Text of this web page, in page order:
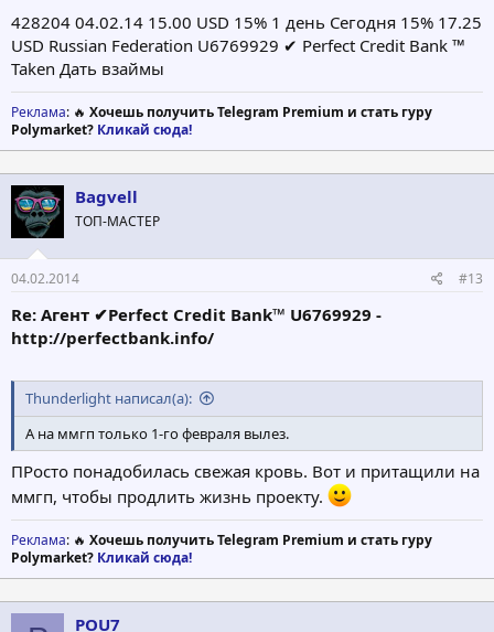
428204 04.02.14 15.00 USD 15% 1 день Сегодня 15% 17.25
USD Russian Federation U6769929 ✔ Perfect Credit Bank ™
Taken Дать взаймы
Реклама: 🔥 Хочешь получить Telegram Premium и стать гуру
Polymarket? Кликай сюда!
Bagvell
ТОП-МАСТЕР
04.02.2014 #13
Re: Агент ✔Perfect Credit Bank™ U6769929 -
http://perfectbank.info/
Thunderlight написал(а):
А на ммгп только 1-го февраля вылез.
ПРосто понадобилась свежая кровь. Вот и притащили на
ммгп, чтобы продлить жизнь проекту.
Реклама: 🔥 Хочешь получить Telegram Premium и стать гуру
Polymarket? Кликай сюда!
POU7